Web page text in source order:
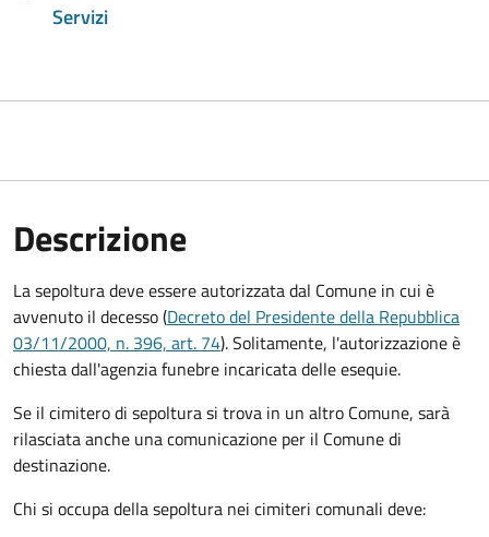
Servizi
Descrizione
La sepoltura deve essere autorizzata dal Comune in cui è
avvenuto il decesso (Decreto del Presidente della Repubblica
03/11/2000, n. 396, art. 74). Solitamente, l'autorizzazione è
chiesta dall'agenzia funebre incaricata delle esequie.
Se il cimitero di sepoltura si trova in un altro Comune, sarà
rilasciata anche una comunicazione per il Comune di
destinazione.
Chi si occupa della sepoltura nei cimiteri comunali deve: